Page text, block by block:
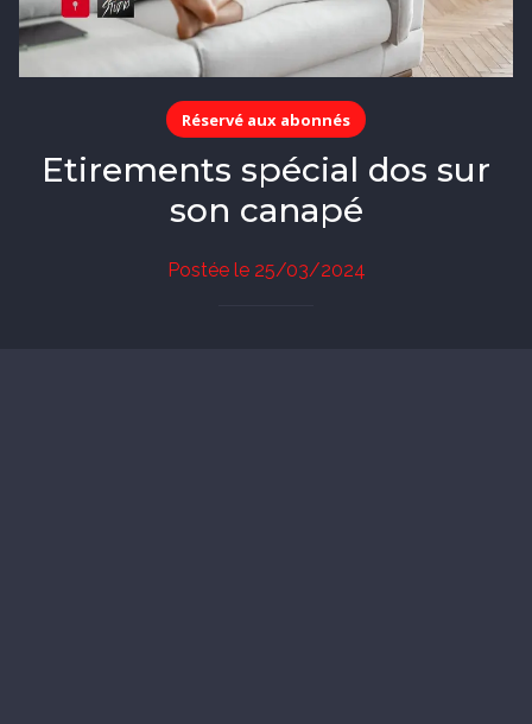
Réservé aux abonnés
Etirements spécial dos sur
son canapé
Postée le 25/03/2024